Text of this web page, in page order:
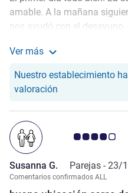
amable. A la mañana
nos ayudó con el
incendios, y estubo mucho
fue un huésped que la
una multa de 100 euros, lo
amable como la del primer
Ver más
Nuestro establecimiento
valoración
Nota de clientes
Susanna G. Parejas - 23/
Comentarios confirmados ALL